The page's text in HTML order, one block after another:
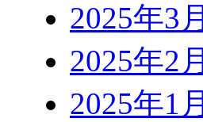
2025年3月
2025年2月
2025年1月